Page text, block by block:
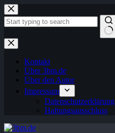
Zum
Inhalt
springen
Keine
Ergebnisse
Kontakt
Über 3bm.de
Über den Autor
Impressum
Datenschutzerklärung
Haftungsausschluss